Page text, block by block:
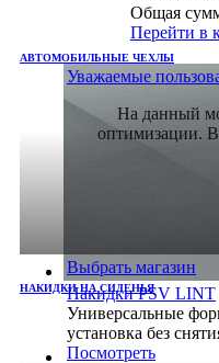
Общая
Перейти в
Уважаемые
На данный
оптимизации. В
Выбрать магазин
Накидки PSV LINT
Универсальные
установка без
Посмотреть
АВТОМОБИЛЬНЫЕ ЧЕХЛЫ
НАКИДКИ НА СИДЕНЬЯ